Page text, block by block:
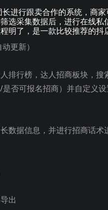
行跟卖合作的系统，商家
选采集数据后，进行在线
明了，是一款比较推荐的抖
更新）
排行榜，达人招商板块，
否可报名招商）并自定义
数据信息，并进行招商话
出